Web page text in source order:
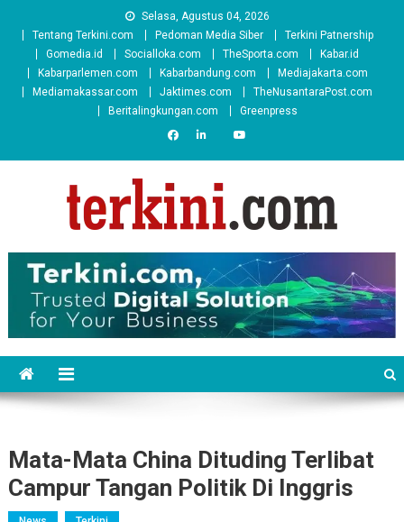
Selasa, Agustus 04, 2026
Tentang Terkini.com
Pedoman Media Siber
Terkini Patnership
Gomedia.id
Socialloka.com TheSporta.com
Kabar.id
Kabarparlemen.com
Kabarbandung.com
Mediajakarta.com
Mediamakassar.com
Jaktimes.com
TheNusantaraPost.com
Beritalingkungan.com
Greenpress
Mata-Mata China Dituding Terlibat
Campur Tangan Politik Di Inggris